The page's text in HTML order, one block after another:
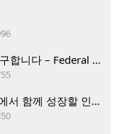
Korean BBQ 레스토랑 서버 & 호스트 구합니다 – Federal Way & Tacoma $45-$60/hr (server), $21-23/hr (Host)
(Renton 이전) Motoyoshi Dental Lab에서 함께 성장할 인재를 모십니다.